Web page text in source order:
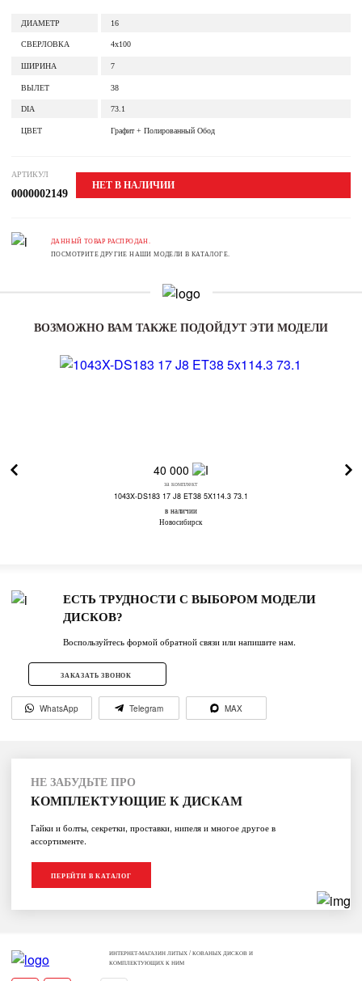
ДИАМЕТР 16
СВЕРЛОВКА 4x100
ШИРИНА 7
ВЫЛЕТ 38
DIA 73.1
ЦВЕТ Графит + Полированный Обод
АРТИКУЛ
0000002149
НЕТ В НАЛИЧИИ
ДАННЫЙ ТОВАР РАСПРОДАН.
ПОСМОТРИТЕ ДРУГИЕ НАШИ МОДЕЛИ В КАТАЛОГЕ.
ВОЗМОЖНО ВАМ ТАКЖЕ ПОДОЙДУТ ЭТИ МОДЕЛИ
40 000
за комплект
1043X-DS183 17 J8 ET38 5X114.3 73.1
в наличии
Новосибирск
ЕСТЬ ТРУДНОСТИ С ВЫБОРОМ МОДЕЛИ
ДИСКОВ?
Воспользуйтесь формой обратной связи или напишите нам.
ЗАКАЗАТЬ ЗВОНОК
WhatsApp Telegram MAX
НЕ ЗАБУДЬТЕ ПРО
КОМПЛЕКТУЮЩИЕ К ДИСКАМ
Гайки и болты, секретки, проставки, нипеля и многое другое в
ассортименте.
ПЕРЕЙТИ В КАТАЛОГ
ИНТЕРНЕТ-МАГАЗИН ЛИТЫХ / КОВАНЫХ ДИСКОВ И
КОМПЛЕКТУЮЩИХ К НИМ